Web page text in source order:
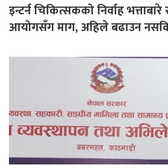
इन्टर्न चिकित्सकको निर्वाह भत्ताबारे
आयोगसँग माग, अहिले बढाउन